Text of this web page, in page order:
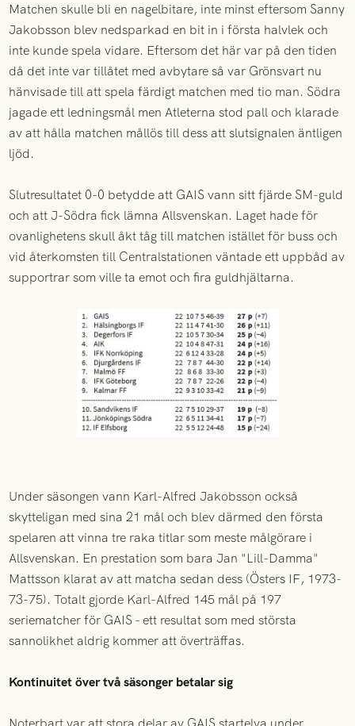
Matchen skulle bli en nagelbitare, inte minst eftersom Sanny
Jakobsson blev nedsparkad en bit in i första halvlek och
inte kunde spela vidare. Eftersom det här var på den tiden
då det inte var tillåtet med avbytare så var Grönsvart nu
hänvisade till att spela färdigt matchen med tio man. Södra
jagade ett ledningsmål men Atleterna stod pall och klarade
av att hålla matchen mållös till dess att slutsignalen äntligen
ljöd.
Slutresultatet 0-0 betydde att GAIS vann sitt fjärde SM-guld
och att J-Södra fick lämna Allsvenskan. Laget hade för
ovanlighetens skull åkt tåg till matchen istället för buss och
vid återkomsten till Centralstationen väntade ett uppbåd av
supportrar som ville ta emot och fira guldhjältarna.
Under säsongen vann Karl-Alfred Jakobsson också
skytteligan med sina 21 mål och blev därmed den första
spelaren att vinna tre raka titlar som meste målgörare i
Allsvenskan. En prestation som bara Jan "Lill-Damma"
Mattsson klarat av att matcha sedan dess (Östers IF, 1973-
73-75). Totalt gjorde Karl-Alfred 145 mål på 197
seriematcher för GAIS - ett resultat som med största
sannolikhet aldrig kommer att överträffas.
Kontinuitet över två säsonger betalar sig